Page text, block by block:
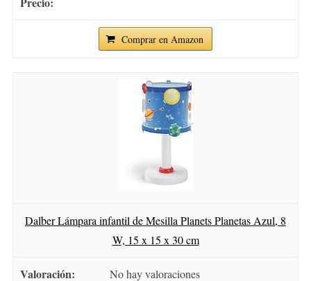
Comprar en Amazon
Dalber Lámpara infantil de Mesilla Planets Planetas Azul, 8
W, 15 x 15 x 30 cm
No hay valoraciones